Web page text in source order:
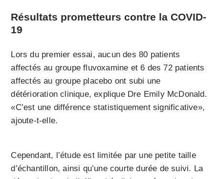
Résultats prometteurs contre la COVID-
19
Lors du premier essai, aucun des 80 patients
affectés au groupe fluvoxamine et 6 des 72 patients
affectés au groupe placebo ont subi une
détérioration clinique, explique Dre Emily McDonald.
«C’est une différence statistiquement significative»,
ajoute-t-elle.
Cependant, l’étude est limitée par une petite taille
d’échantillon, ainsi qu’une courte durée de suivi. La